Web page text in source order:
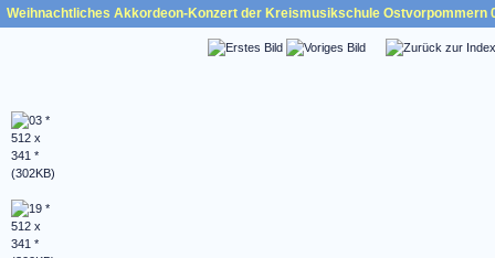
Weihnachtliches Akkordeon-Konzert der Kreismusikschule Ostvorpommern